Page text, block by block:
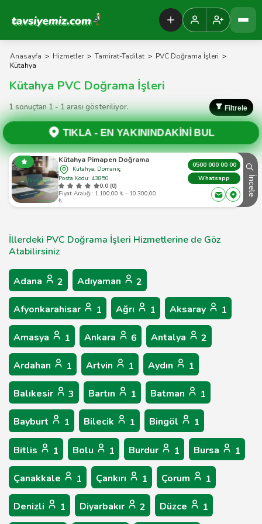
Tavsiyemiz Anasayfa
Anasayfa > Hizmetler > Tamirat-Tadilat > PVC Doğrama İşleri >
Kütahya
Kütahya PVC Doğrama İşleri
1 sonuçtan 1 - 1 arası gösteriliyor. Filtrele
TIKLA -EN YAKININDAKİNİ BUL
Kütahya Pimapen Doğrama
Kütahya, Domaniç
Posta Kodu: 43850
0.0 (0)
Fiyat Aralığı: 1.100,00 ₺ - 10.300,00
₺
0500 000 00 00
Whatsapp
İncele
İllerdeki PVC Doğrama İşleri Hizmetlerine de Göz
Atabilirsiniz
Adana 2 Adıyaman 2
Afyonkarahisar 1 Ağrı 1 Aksaray 1
Amasya 1 Ankara 6 Antalya 2
Ardahan 1 Artvin 1 Aydın 1
Balıkesir 3 Bartın 1 Batman 1
Bayburt 1 Bilecik 1 Bingöl 1
Bitlis 1 Bolu 1 Burdur 1 Bursa 1
Çanakkale 1 Çankırı 1 Çorum 1
Denizli 1 Diyarbakır 2 Düzce 1